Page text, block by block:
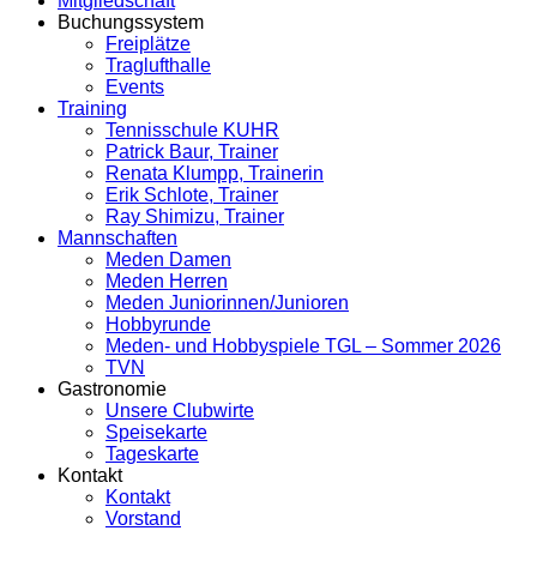
Buchungssystem
Freiplätze
Traglufthalle
Events
Training
Tennisschule KUHR
Patrick Baur, Trainer
Renata Klumpp, Trainerin
Erik Schlote, Trainer
Ray Shimizu, Trainer
Mannschaften
Meden Damen
Meden Herren
Meden Juniorinnen/Junioren
Hobbyrunde
Meden- und Hobbyspiele TGL – Sommer 2026
TVN
Gastronomie
Unsere Clubwirte
Speisekarte
Tageskarte
Kontakt
Kontakt
Vorstand